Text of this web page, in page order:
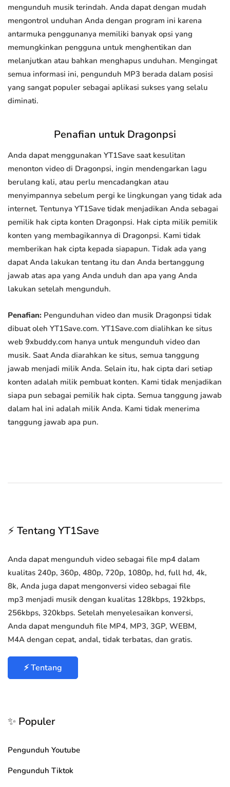
mengunduh musik terindah. Anda dapat dengan mudah
mengontrol unduhan Anda dengan program ini karena
antarmuka penggunanya memiliki banyak opsi yang
memungkinkan pengguna untuk menghentikan dan
melanjutkan atau bahkan menghapus unduhan. Mengingat
semua informasi ini, pengunduh MP3 berada dalam posisi
yang sangat populer sebagai aplikasi sukses yang selalu
diminati.
Penafian untuk Dragonpsi
Anda dapat menggunakan YT1Save saat kesulitan
menonton video di Dragonpsi, ingin mendengarkan lagu
berulang kali, atau perlu mencadangkan atau
menyimpannya sebelum pergi ke lingkungan yang tidak ada
internet. Tentunya YT1Save tidak menjadikan Anda sebagai
pemilik hak cipta konten Dragonpsi. Hak cipta milik pemilik
konten yang membagikannya di Dragonpsi. Kami tidak
memberikan hak cipta kepada siapapun. Tidak ada yang
dapat Anda lakukan tentang itu dan Anda bertanggung
jawab atas apa yang Anda unduh dan apa yang Anda
lakukan setelah mengunduh.
Penafian: Pengunduhan video dan musik Dragonpsi tidak
dibuat oleh YT1Save.com. YT1Save.com dialihkan ke situs
web 9xbuddy.com hanya untuk mengunduh video dan
musik. Saat Anda diarahkan ke situs, semua tanggung
jawab menjadi milik Anda. Selain itu, hak cipta dari setiap
konten adalah milik pembuat konten. Kami tidak menjadikan
siapa pun sebagai pemilik hak cipta. Semua tanggung jawab
dalam hal ini adalah milik Anda. Kami tidak menerima
tanggung jawab apa pun.
⚡ Tentang YT1Save
Anda dapat mengunduh video sebagai file mp4 dalam
kualitas 240p, 360p, 480p, 720p, 1080p, hd, full hd, 4k,
8k, Anda juga dapat mengonversi video sebagai file
mp3 menjadi musik dengan kualitas 128kbps, 192kbps,
256kbps, 320kbps. Setelah menyelesaikan konversi,
Anda dapat mengunduh file MP4, MP3, 3GP, WEBM,
M4A dengan cepat, andal, tidak terbatas, dan gratis.
⚡ Tentang
✨ Populer
Pengunduh Youtube
Pengunduh Tiktok